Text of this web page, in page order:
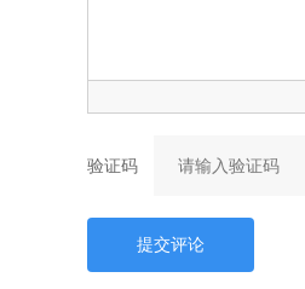
验证码
提交评论